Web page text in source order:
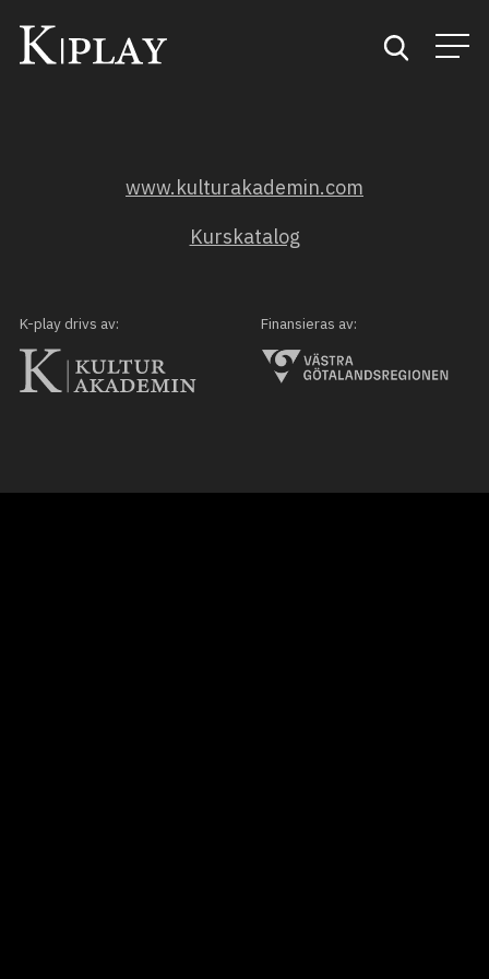
Kategorier
Mina favoriter
www.kulturakademin.com
Kurskatalog
K-play drivs av: Finansieras av: